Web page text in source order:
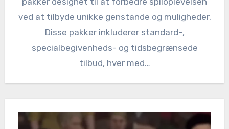
ved at tilbyde unikke genstande og muligheder.
Disse pakker inkluderer standard-,
specialbegivenheds- og tidsbegrænsede
tilbud, hver med…